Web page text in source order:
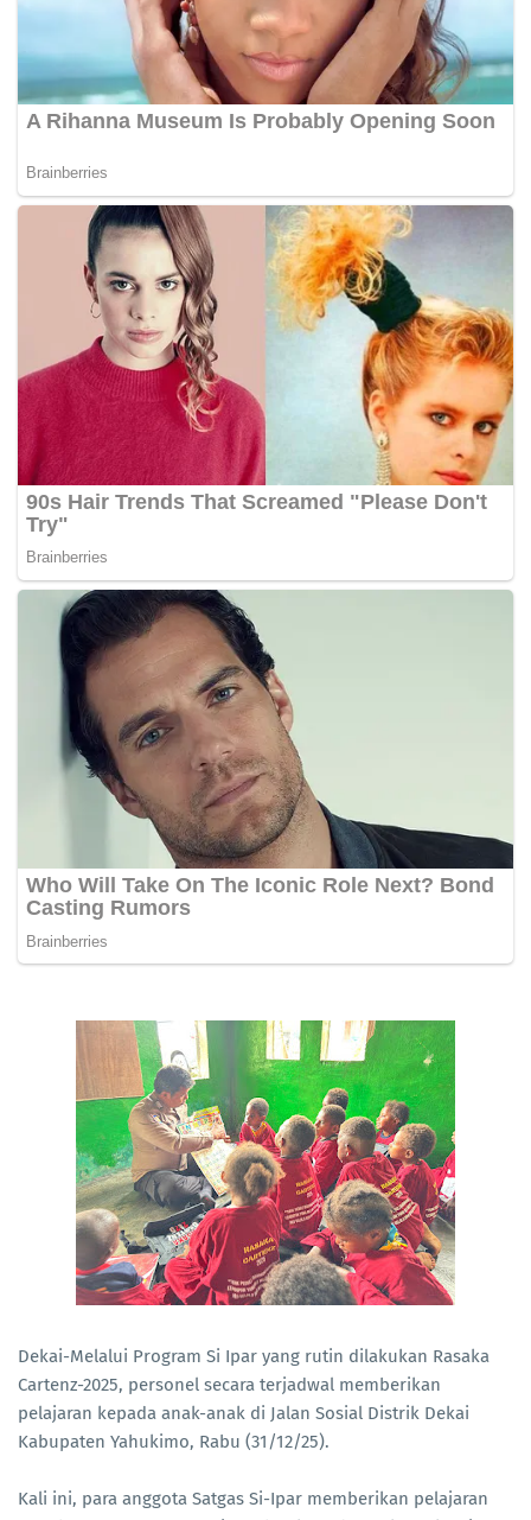
Dekai-Melalui Program Si Ipar yang rutin dilakukan Rasaka
Cartenz-2025, personel secara terjadwal memberikan
pelajaran kepada anak-anak di Jalan Sosial Distrik Dekai
Kabupaten Yahukimo, Rabu (31/12/25).
Kali ini, para anggota Satgas Si-Ipar memberikan pelajaran